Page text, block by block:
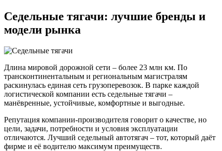
Седельные тягачи: лучшие бренды и
модели рынка
Длина мировой дорожной сети – более 23 млн км. По
трансконтинентальным и региональным магистралям
раскинулась единая сеть грузоперевозок. В парке каждой
логистической компании есть седельные тягачи –
манёвренные, устойчивые, комфортные и выгодные.
Репутация компании-производителя говорит о качестве, но
цели, задачи, потребности и условия эксплуатации
отличаются. Лучший седельный автотягач – тот, который даёт
фирме и её водителю максимум преимуществ.